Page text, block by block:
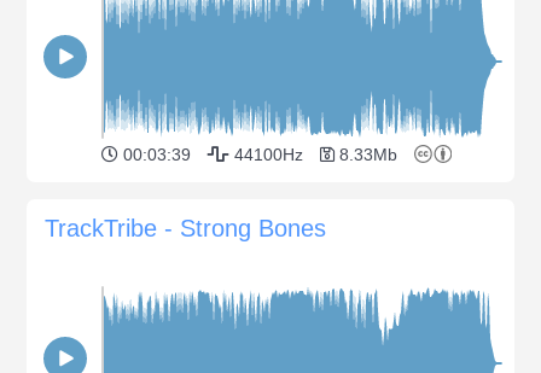
00:03:39 44100Hz 8.33Mb
TrackTribe - Strong Bones